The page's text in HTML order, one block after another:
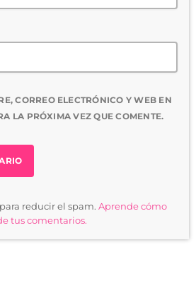
CORREO ELECTRÓNICO Y WEB EN
LA PRÓXIMA VEZ QUE COMENTE.
reducir el spam. Aprende cómo
tus comentarios.